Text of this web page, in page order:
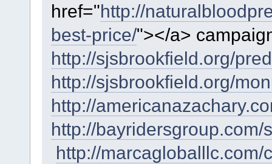
href="http://
best-price/"></a>
http://sjsbrookfield.org/
http://sjsbrookfield.org/
http://
http://bayridersgroup.com/
http://marcagloballlc.com/